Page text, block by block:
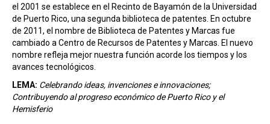
el 2001 se establece en el Recinto de Bayamón de la Universidad
de Puerto Rico, una segunda biblioteca de patentes. En octubre
de 2011, el nombre de Biblioteca de Patentes y Marcas fue
cambiado a Centro de Recursos de Patentes y Marcas. El nuevo
nombre refleja mejor nuestra función acorde los tiempos y los
avances tecnológicos.
LEMA: Celebrando ideas, invenciones e innovaciones;
Contribuyendo al progreso económico de Puerto Rico y el
Hemisferio